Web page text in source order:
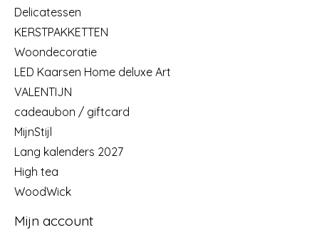
Delicatessen
KERSTPAKKETTEN
Woondecoratie
LED Kaarsen Home deluxe Art
VALENTIJN
cadeaubon / giftcard
MijnStijl
Lang kalenders 2027
High tea
WoodWick
Mijn account